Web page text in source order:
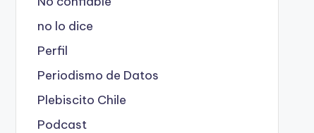
no lo dice
Perfil
Periodismo de Datos
Plebiscito Chile
Podcast